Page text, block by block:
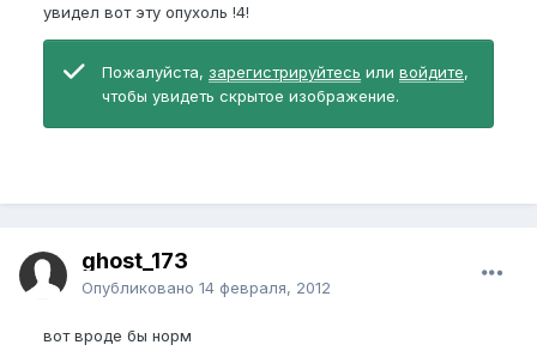
увидел вот эту опухоль !4!
Пожалуйста, зарегистрируйтесь или войдите,
чтобы увидеть скрытое изображение.
ghost_173
Опубликовано 14 февраля, 2012
вот вроде бы норм